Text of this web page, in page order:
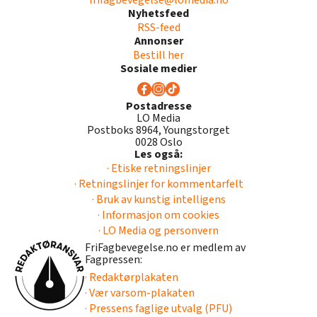
Nyhetsfeed
RSS-feed
Annonser
Bestill her
Sosiale medier
Postadresse
LO Media
Postboks 8964, Youngstorget
0028 Oslo
Les også:
· Etiske retningslinjer
· Retningslinjer for kommentarfelt
· Bruk av kunstig intelligens
· Informasjon om cookies
· LO Media og personvern
FriFagbevegelse.no er medlem av
Fagpressen:
· Redaktørplakaten
· Vær varsom-plakaten
· Pressens faglige utvalg (PFU)